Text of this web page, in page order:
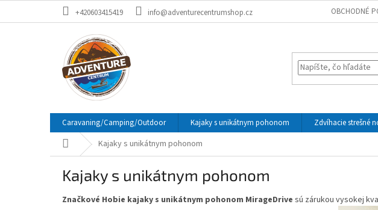
+420603415419 info@adventurecentrumshop.cz OBCHODNÉ
Caravaning/Camping/Outdoor Kajaky s unikátnym pohonom Zdvíhacie strešné
DomovKajaky s unikátnym pohonom
Kajaky s unikátnym pohonom
Značkové Hobie kajaky s unikátnym pohonom MirageDrive sú zárukou vysokej